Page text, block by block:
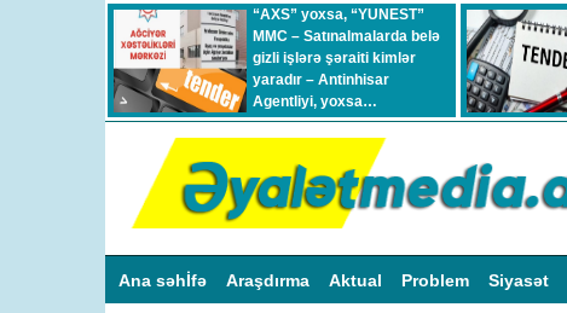
“AXS” yoxsa, “YUNEST”
MMC – Satınalmalarda belə
gizli işlərə şəraiti kimlər
yaradır – Antinhisar
Agentliyi, yoxsa…
Ana səhİfə Araşdırma Aktual Problem Siyasət